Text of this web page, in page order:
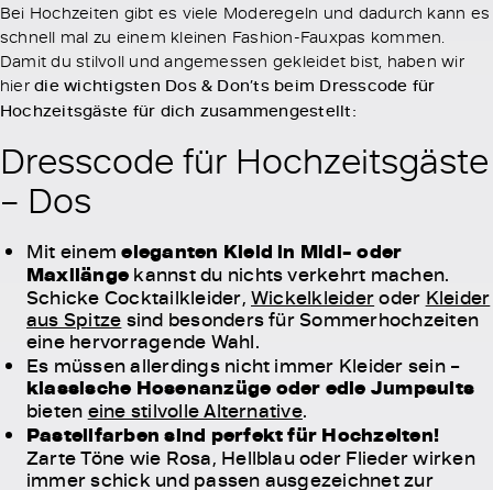
Bei Hochzeiten gibt es viele Moderegeln und dadurch kann es
schnell mal zu einem kleinen Fashion-Fauxpas kommen.
Damit du stilvoll und angemessen gekleidet bist, haben wir
hierdie wichtigsten Dos & Don’ts beim Dresscode für
Hochzeitsgäste für dich zusammengestellt:
Dresscode für Hochzeitsgäste
– Dos
Mit einemeleganten Kleid in Midi- oder
Maxilänge kannst du nichts verkehrt machen.
Schicke Cocktailkleider,Wickelkleideroder Kleider
aus Spitze sind besonders für Sommerhochzeiten
eine hervorragende Wahl.
Es müssen allerdings nicht immer Kleider sein –
klassische Hosenanzüge oder edle Jumpsuits
bieten eine stilvolle Alternative.
Pastellfarben sind perfekt für Hochzeiten!
Zarte Töne wie Rosa, Hellblau oder Flieder wirken
immer schick und passen ausgezeichnet zur